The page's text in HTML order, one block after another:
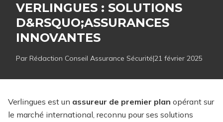
VERLINGUES : SOLUTIONS
D&RSQUO;ASSURANCES
INNOVANTES
Par Rédaction Conseil Assurance Sécurité|21 février 2025
Verlingues est un assureur de premier plan opérant sur
le marché international, reconnu pour ses solutions